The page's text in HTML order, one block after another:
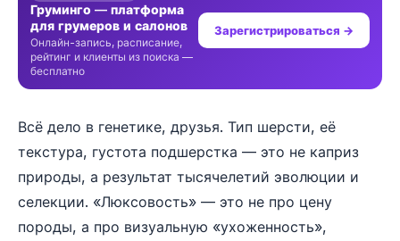
Груминго — платформа
для грумеров и салонов
Онлайн-запись, расписание,
рейтинг и клиенты из поиска —
бесплатно
Зарегистрироваться →
Всё дело в генетике, друзья. Тип шерсти, её
текстура, густота подшерстка — это не каприз
природы, а результат тысячелетий эволюции и
селекции. «Люксовость» — это не про цену
породы, а про визуальную «ухоженность»,